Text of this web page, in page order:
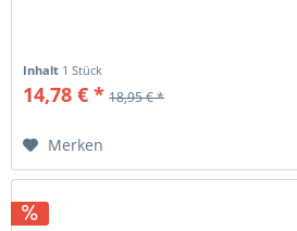
Inhalt 1 Stück
14,78 € * 18,95 € *
Merken